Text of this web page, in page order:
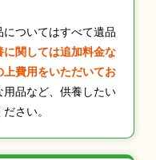
ついてはすべて遺品
に関しては追加料金な
上費用をいただいてお
品など、供養したい
さい。